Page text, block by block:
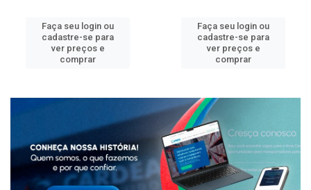
Faça seu login ou
cadastre-se para
ver preços e
comprar
Faça seu login ou
cadastre-se para
ver preços e
comprar